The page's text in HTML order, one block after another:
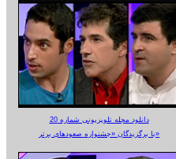
دانلود مجله تلویزیونی شماره 20
با برگزیدگان «جشنواره صعودهای برتر»